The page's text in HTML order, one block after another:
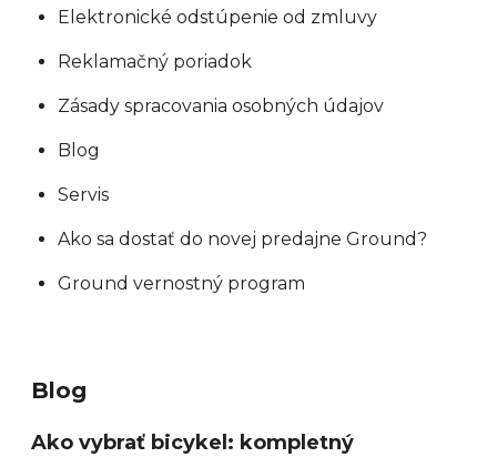
Elektronické odstúpenie od zmluvy
Reklamačný poriadok
Zásady spracovania osobných údajov
Blog
Servis
Ako sa dostať do novej predajne Ground?
Ground vernostný program
Blog
Ako vybrať bicykel: kompletný